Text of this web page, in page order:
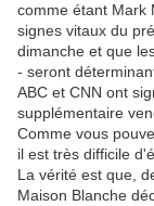
comme étant Mark
signes vitaux du
dimanche et que
- seront
ABC et CNN ont
supplémentaire
Comme vous
il est très difficile
La vérité est que,
Maison Blanche